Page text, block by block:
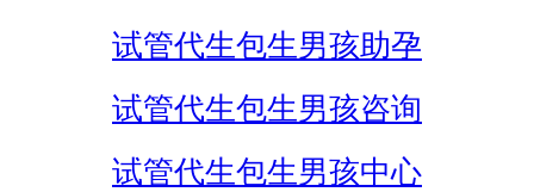
试管代生包生男孩助孕
试管代生包生男孩咨询
试管代生包生男孩中心